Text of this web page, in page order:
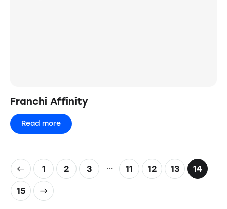
Franchi Affinity
Read more
1 2 3 … 11 12 13 14
15